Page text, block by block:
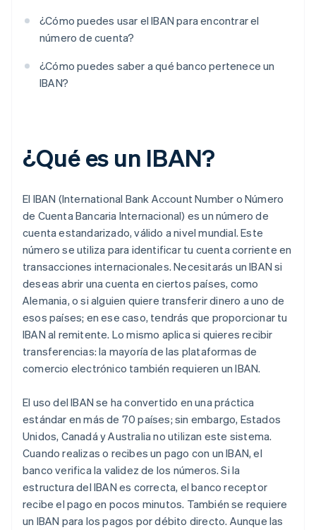
¿Cómo puedes usar el IBAN para encontrar el
número de cuenta?
¿Cómo puedes saber a qué banco pertenece un
IBAN?
¿Qué es un IBAN?
El IBAN (International Bank Account Number o Número
de Cuenta Bancaria Internacional) es un número de
cuenta estandarizado, válido a nivel mundial. Este
número se utiliza para identificar tu cuenta corriente en
transacciones internacionales. Necesitarás un IBAN si
deseas abrir una cuenta en ciertos países, como
Alemania, o si alguien quiere transferir dinero a uno de
esos países; en ese caso, tendrás que proporcionar tu
IBAN al remitente. Lo mismo aplica si quieres recibir
transferencias: la mayoría de las plataformas de
comercio electrónico también requieren un IBAN.
El uso del IBAN se ha convertido en una práctica
estándar en más de 70 países; sin embargo, Estados
Unidos, Canadá y Australia no utilizan este sistema.
Cuando realizas o recibes un pago con un IBAN, el
banco verifica la validez de los números. Si la
estructura del IBAN es correcta, el banco receptor
recibe el pago en pocos minutos. También se requiere
un IBAN para los pagos por débito directo. Aunque las